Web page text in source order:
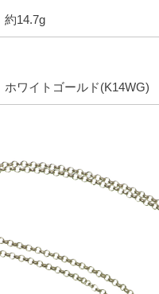
約14.7g
ホワイトゴールド(K14WG)